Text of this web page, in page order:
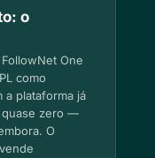
o
One
como
a plataforma já
quase zero —
O